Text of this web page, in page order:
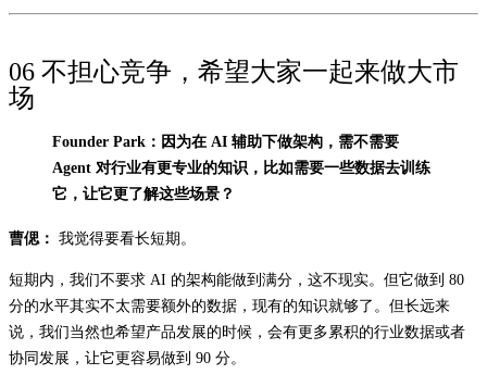
06 不担心竞争，希望大家一起来做大市
场
Founder Park：因为在 AI 辅助下做架构，需不需要
Agent 对行业有更专业的知识，比如需要一些数据去训练
它，让它更了解这些场景？
曹偲： 我觉得要看长短期。
短期内，我们不要求 AI 的架构能做到满分，这不现实。但它做到 80
分的水平其实不太需要额外的数据，现有的知识就够了。但长远来
说，我们当然也希望产品发展的时候，会有更多累积的行业数据或者
协同发展，让它更容易做到 90 分。